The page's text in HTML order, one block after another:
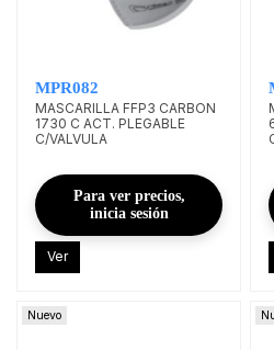
MPR082
MASCARILLA FFP3 CARBON
1730 C ACT. PLEGABLE
C/VALVULA
Para ver precios,
inicia sesión
Ver
Nuevo